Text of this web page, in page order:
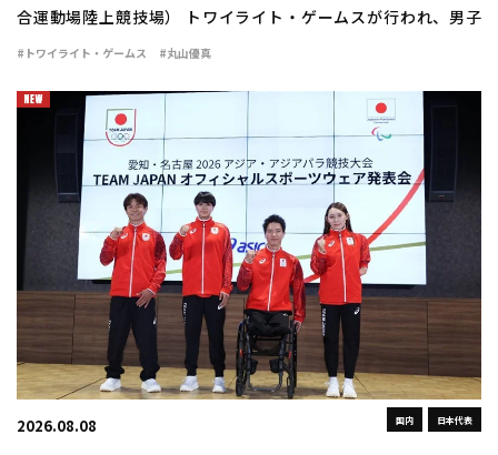
合運動場陸上競技場） トワイライト・ゲームスが行われ、男子
110mハードルに十種競技日本記録保持者の丸山優真（住友電工）
#トワイライト・ゲームス #丸山優真
国内 日本代表
2026.08.08